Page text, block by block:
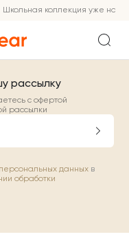
Школьная коллекция уже на
рассылку
с офертой
рассылки
данных в
обработки